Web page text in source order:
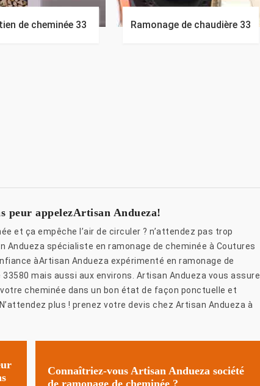
de cheminée 33 Ramonage de chaudière 33
peur appelezArtisan Andueza!
et ça empêche l’air de circuler ? n’attendez pas trop
Andueza spécialiste en ramonage de cheminée à Coutures
àArtisan Andueza expérimenté en ramonage de
mais aussi aux environs. Artisan Andueza vous assure
cheminée dans un bon état de façon ponctuelle et
plus ! prenez votre devis chez Artisan Andueza à
Connaîtriez-vous Artisan Andueza société